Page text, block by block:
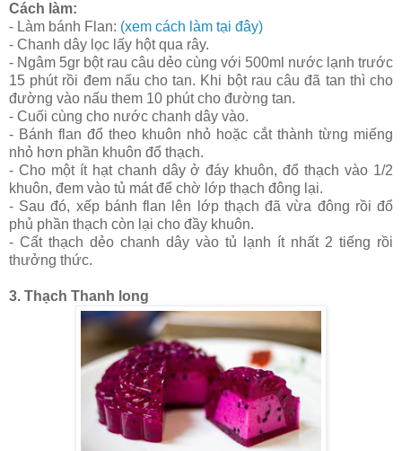
Cách làm:
- Làm bánh Flan: (xem cách làm tại đây)
- Chanh dây lọc lấy hột qua rây.
- Ngâm 5gr bột rau câu dẻo cùng với 500ml nước lạnh trước
15 phút rồi đem nấu cho tan. Khi bột rau câu đã tan thì cho
đường vào nấu them 10 phút cho đường tan.
- Cuối cùng cho nước chanh dây vào.
- Bánh flan đổ theo khuôn nhỏ hoặc cắt thành từng miếng
nhỏ hơn phần khuôn đổ thạch.
- Cho một ít hạt chanh dây ở đáy khuôn, đổ thạch vào 1/2
khuôn, đem vào tủ mát để chờ lớp thạch đông lại.
- Sau đó, xếp bánh flan lên lớp thạch đã vừa đông rồi đổ
phủ phần thạch còn lại cho đầy khuôn.
- Cất thạch dẻo chanh dây vào tủ lạnh ít nhất 2 tiếng rồi
thưởng thức.
3. Thạch Thanh long